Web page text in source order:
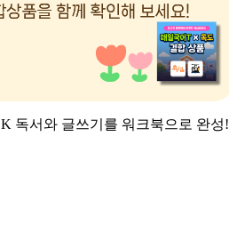
독서와 글쓰기를 워크북으로 완성!